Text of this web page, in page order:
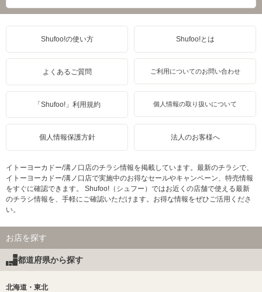
Shufoo!の使い方 Shufoo!とは
よくあるご質問 ご利用についてのお問い合わせ
「Shufoo!」利用規約 個人情報の取り扱いについて
個人情報保護方針 法人のお客様へ
イトーヨーカドー/溝ノ口店のチラシ情報を掲載しています。最新のチラシで、
イトーヨーカドー/溝ノ口店で実施中のお得なセールやキャンペーン、特売情報
をすぐに確認できます。 Shufoo!（シュフー）ではお近くの店舗で使える最新
のチラシ情報を、手軽にご確認いただけます。お得な情報をぜひご活用くださ
い。
お店を探す
都道府県から探す
北海道・東北